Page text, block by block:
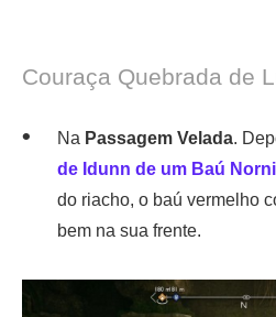
Couraça Quebrada de
Na Passagem Velada.
de Idunn de um Baú
do riacho, o baú vermelho
bem na sua frente.